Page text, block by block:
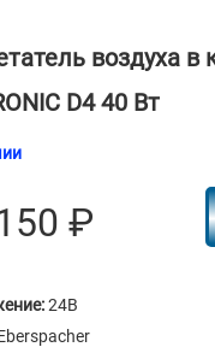
воздуха в
D4 40 Вт
₽
24В